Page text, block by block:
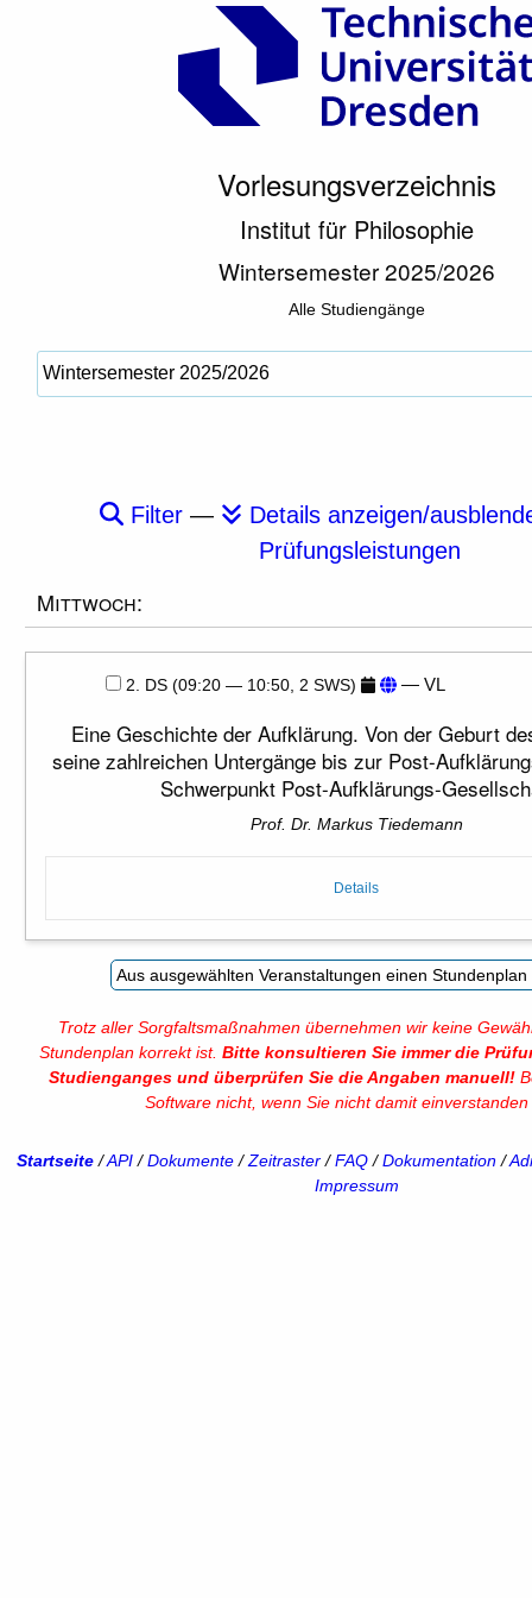
Vorlesungsverzeichnis
Institut für Philosophie
Wintersemester 2025/2026
Alle Studiengänge
Filter —
Details anzeigen/
Prüfungsleistungen
Mittwoch:
2. DS (09:20 — 10:50, 2 SWS) — VL
Eine Geschichte der Aufklärung. Von der Geburt
seine zahlreichen Untergänge bis zur Post-
Schwerpunkt Post-Aufklärungs-
Prof. Dr. Markus Tiedemann
Details
Trotz aller Sorgfaltsmaßnahmen übernehmen wir keine
Stundenplan korrekt ist. Bitte konsultieren Sie immer die
Studienganges und überprüfen Sie die Angaben manuell!
Software nicht, wenn Sie nicht damit einverstanden
Startseite/API/Dokumente/Zeitraster/FAQ/Dokumentation/
Impressum